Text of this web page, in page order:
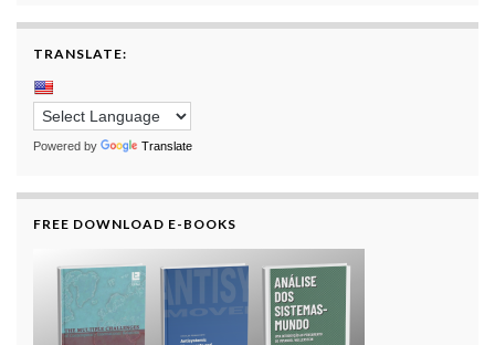
TRANSLATE:
Powered by Translate
FREE DOWNLOAD E-BOOKS